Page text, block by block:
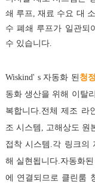
쇄 루프, 재료 수요 대
수 폐쇄 루프가 일관되
수 있습니다.
Wiskind' s 자동화 된 청
동화 생산을 위해 이탈
복합니다.전체 제조 라
조 시스템, 고해상도 원
접착 시스템.각 링크의
해 실현됩니다.자동화
에 연결되므로 클린룸